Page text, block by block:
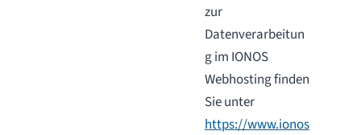
zur
Datenverarbeitun
g im IONOS
Webhosting finden
Sie unter
https://www.ionos